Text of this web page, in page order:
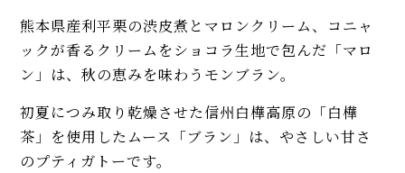
熊本県産利平栗の渋皮煮とマロンクリーム、コニャ
ックが香るクリームをショコラ生地で包んだ「マロ
ン」は、秋の恵みを味わうモンブラン。
初夏につみ取り乾燥させた信州白樺高原の「白樺
茶」を使用したムース「ブラン」は、やさしい甘さ
のプティガトーです。